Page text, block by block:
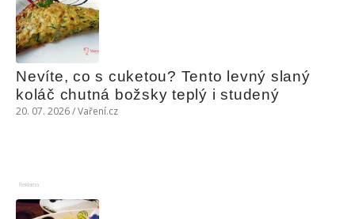
Nevíte, co s cuketou? Tento levný slaný
koláč chutná božsky teplý i studený
20. 07. 2026 / Vaření.cz
Reklama